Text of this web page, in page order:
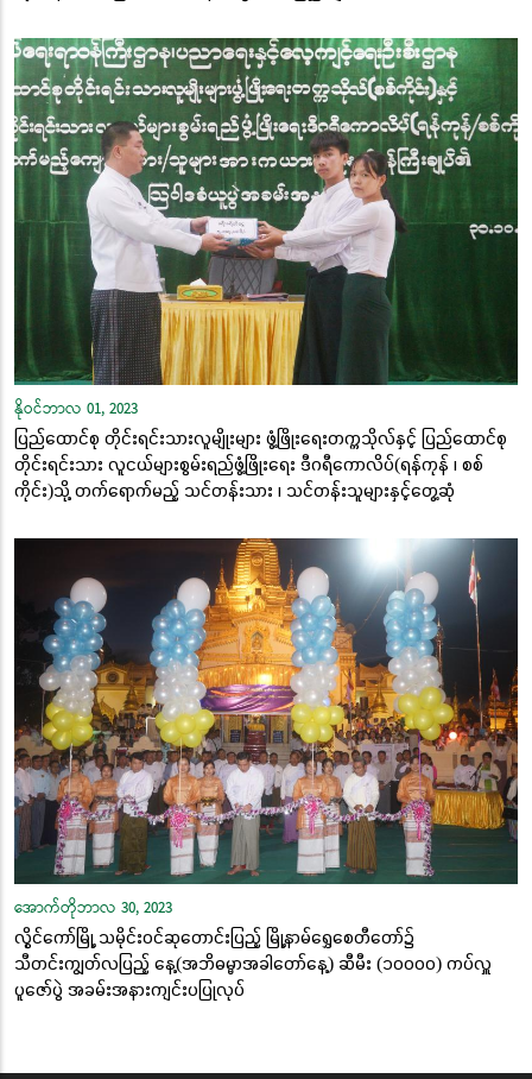
နိုဝင်ဘာလ 01, 2023
ပြည်ထောင်စု တိုင်းရင်းသားလူမျိုးများ ဖွံ့ဖြိုးရေးတက္ကသိုလ်နှင့် ပြည်ထောင်စု
တိုင်းရင်းသား လူငယ်များစွမ်းရည်ဖွံ့ဖြိုးရေး ဒီဂရီကောလိပ်(ရန်ကုန် ၊ စစ်
ကိုင်း)သို့ တက်ရောက်မည့် သင်တန်းသား ၊ သင်တန်းသူများနှင့်တွေ့ဆုံ
အောက်တိုဘာလ 30, 2023
လွိုင်ကော်မြို့ သမိုင်းဝင်ဆုတောင်းပြည့် မြို့နာမ်ရွှေစေတီတော်၌
သီတင်းကျွတ်လပြည့် နေ့(အဘိဓမ္မာအခါတော်နေ့) ဆီမီး (၁၀၀၀၀) ကပ်လှူ
ပူဇော်ပွဲ အခမ်းအနားကျင်းပပြုလုပ်